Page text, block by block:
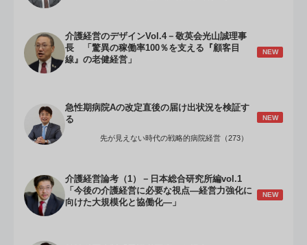
介護経営のデザインVol.4－敬英会光山誠理事
長 「驚異の稼働率100％を支える『顧客目
線』の老健経営」
NEW
急性期病院Aの改定直後の届け出状況を検証す
る
NEW
先が見えない時代の戦略的病院経営（273）
介護経営論考（1）－日本総合研究所編vol.1
「今後の介護経営に必要な視点―経営力強化に
向けた大規模化と協働化―」
NEW